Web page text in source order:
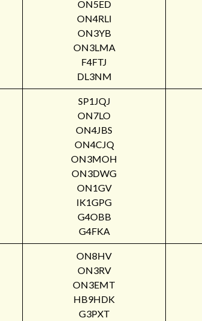
ON5ED
ON4RLI
ON3YB
ON3LMA
F4FTJ
DL3NM
SP1JQJ
ON7LO
ON4JBS
ON4CJQ
ON3MOH
ON3DWG
ON1GV
IK1GPG
G4OBB
G4FKA
ON8HV
ON3RV
ON3EMT
HB9HDK
G3PXT